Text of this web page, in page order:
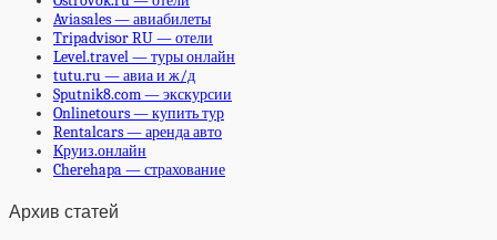
Aviasales — авиабилеты
Tripadvisor RU — отели
Level.travel — туры онлайн
tutu.ru — авиа и ж/д
Sputnik8.com — экскурсии
Onlinetours — купить тур
Rentalcars — аренда авто
Круиз.онлайн
Cherehapa — страхование
Архив статей